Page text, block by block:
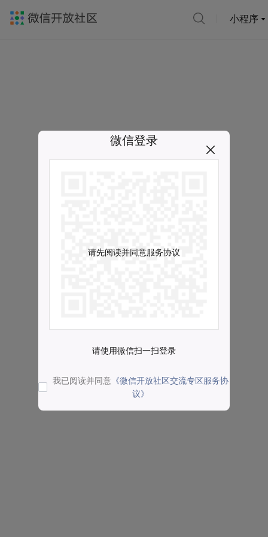
小程序
微信登录
请先阅读并同意服务协议
请使用微信扫一扫登录
我已阅读并同意 《微信开放社区交流专区服务协
议》